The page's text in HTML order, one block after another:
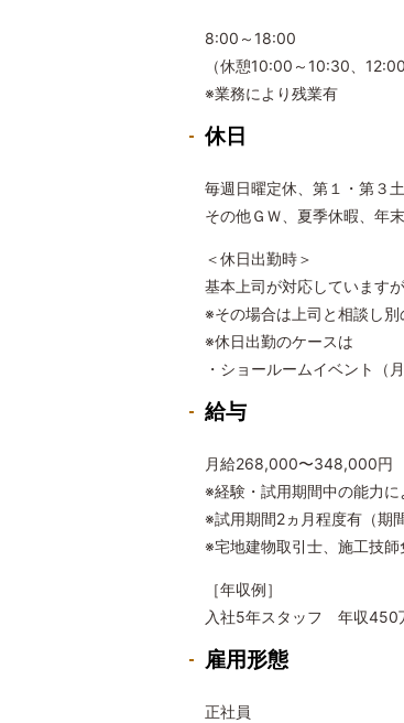
8:00～18:00
（休憩10:00～10:30、
※業務により残業有
休日
毎週日曜定休、第１・第３
その他ＧＷ、夏季休暇、年
＜休日出勤時＞
基本上司が対応しています
※その場合は上司と相談し別
※休日出勤のケースは
・ショールームイベント（
給与
月給268,000〜348,000円
※経験・試用期間中の能力に
※試用期間2ヵ月程度有（期
※宅地建物取引士、施工技師
［年収例］
入社5年スタッフ 年収450
雇用形態
正社員